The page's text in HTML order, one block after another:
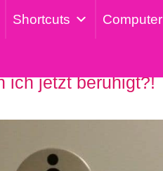
Shortcuts Computer
ich jetzt beruhigt?!